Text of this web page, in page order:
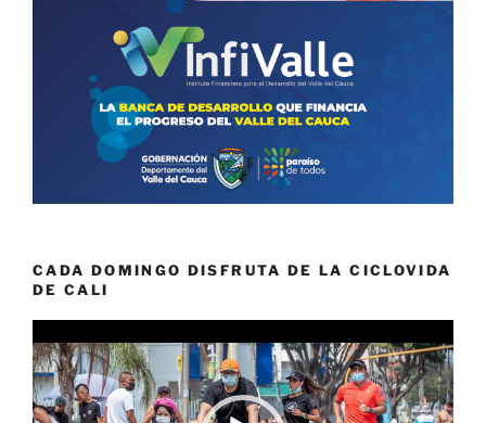
CADA DOMINGO DISFRUTA DE LA CICLOVIDA
DE CALI
de
vídeo